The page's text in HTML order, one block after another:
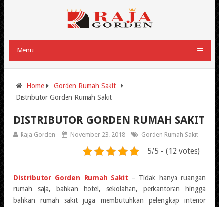
Menu
Home
Gorden Rumah Sakit
Distributor Gorden Rumah Sakit
DISTRIBUTOR GORDEN RUMAH SAKIT
Raja Gorden November 23, 2018 Gorden Rumah Sakit
5/5 - (12 votes)
Distributor Gorden Rumah Sakit – Tidak hanya ruangan
rumah saja, bahkan hotel, sekolahan, perkantoran hingga
bahkan rumah sakit juga membutuhkan pelengkap interior